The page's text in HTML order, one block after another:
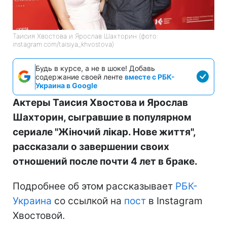
Таисия Хвостова и Ярослав Шахторин (фото:
instagram.com/taisiya_khvostova)
Будь в курсе, а не в шоке! Добавь
содержание своей ленте вместе с РБК-
Украина в Google
Актеры Таисия Хвостова и Ярослав
Шахторин, сыгравшие в популярном
сериале "Жіночий лікар. Нове життя",
рассказали о завершении своих
отношений после почти 4 лет в браке.
Подробнее об этом рассказывает РБК-
Украина со ссылкой на пост в Instagram
Хвостовой.